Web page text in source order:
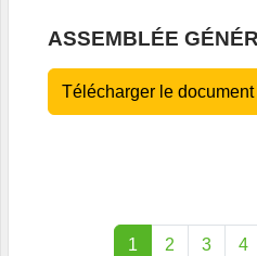
ASSEMBLÉE
Télécharger le document
1 2 3 4